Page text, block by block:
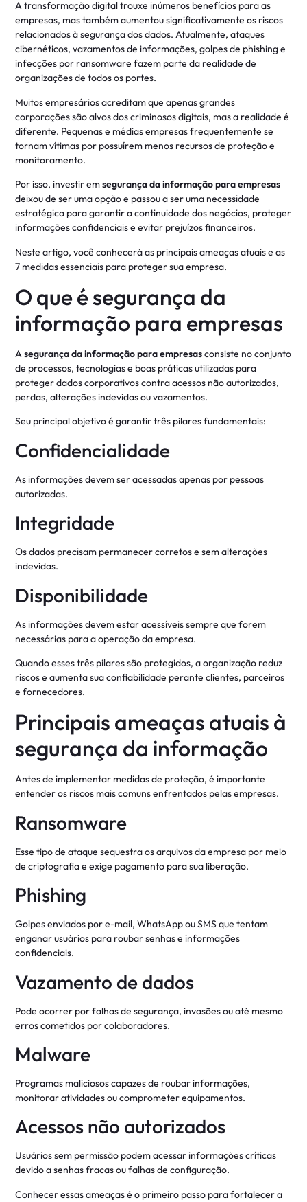
A transformação digital trouxe inúmeros benefícios para as
empresas, mas também aumentou significativamente os riscos
relacionados à segurança dos dados. Atualmente, ataques
cibernéticos, vazamentos de informações, golpes de phishing e
infecções por ransomware fazem parte da realidade de
organizações de todos os portes.
Muitos empresários acreditam que apenas grandes
corporações são alvos dos criminosos digitais, mas a realidade é
diferente. Pequenas e médias empresas frequentemente se
tornam vítimas por possuírem menos recursos de proteção e
monitoramento.
Por isso, investir emsegurança da informação para empresas
deixou de ser uma opção e passou a ser uma necessidade
estratégica para garantir a continuidade dos negócios, proteger
informações confidenciais e evitar prejuízos financeiros.
Neste artigo, você conhecerá as principais ameaças atuais e as
7 medidas essenciais para proteger sua empresa.
O que é segurança da
informação para empresas
Asegurança da informação para empresasconsiste no conjunto
de processos, tecnologias e boas práticas utilizadas para
proteger dados corporativos contra acessos não autorizados,
perdas, alterações indevidas ou vazamentos.
Seu principal objetivo é garantir três pilares fundamentais:
Confidencialidade
As informações devem ser acessadas apenas por pessoas
autorizadas.
Integridade
Os dados precisam permanecer corretos e sem alterações
indevidas.
Disponibilidade
As informações devem estar acessíveis sempre que forem
necessárias para a operação da empresa.
Quando esses três pilares são protegidos, a organização reduz
riscos e aumenta sua confiabilidade perante clientes, parceiros
e fornecedores.
Principais ameaças atuais à
segurança da informação
Antes de implementar medidas de proteção, é importante
entender os riscos mais comuns enfrentados pelas empresas.
Ransomware
Esse tipo de ataque sequestra os arquivos da empresa por meio
de criptografia e exige pagamento para sua liberação.
Phishing
Golpes enviados por e-mail, WhatsApp ou SMS que tentam
enganar usuários para roubar senhas e informações
confidenciais.
Vazamento de dados
Pode ocorrer por falhas de segurança, invasões ou até mesmo
erros cometidos por colaboradores.
Malware
Programas maliciosos capazes de roubar informações,
monitorar atividades ou comprometer equipamentos.
Acessos não autorizados
Usuários sem permissão podem acessar informações críticas
devido a senhas fracas ou falhas de configuração.
Conhecer essas ameaças é o primeiro passo para fortalecer a